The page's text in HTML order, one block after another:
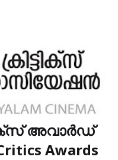
അവാർഡ്
Awards